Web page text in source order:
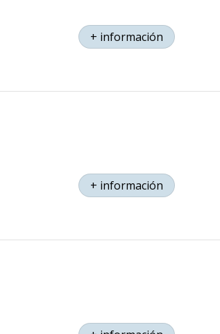
+ información
+ información